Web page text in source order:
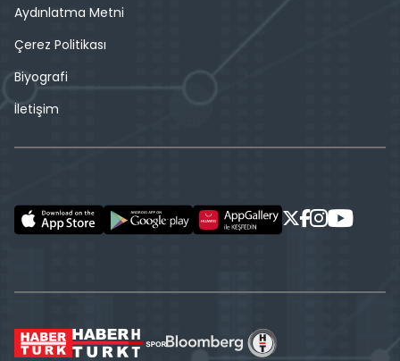
Aydınlatma Metni
Çerez Politikası
Biyografi
İletişim